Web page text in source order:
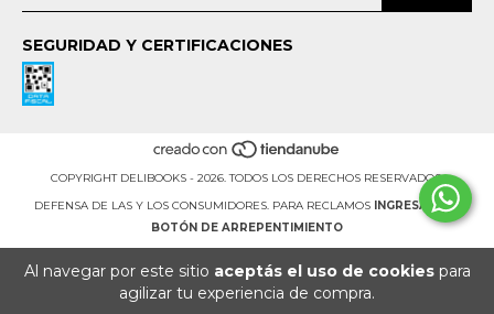
Al navegar por este sitio aceptás el uso de cookiespara
agilizar tu experiencia de compra.
SEGURIDAD Y CERTIFICACIONES
COPYRIGHT DELIBOOKS - 2026. TODOS LOS DERECHOS RESERVADOS.
DEFENSA DE LAS Y LOS CONSUMIDORES. PARA RECLAMOS
INGRESÁ ACÁ.
BOTÓN DE ARREPENTIMIENTO